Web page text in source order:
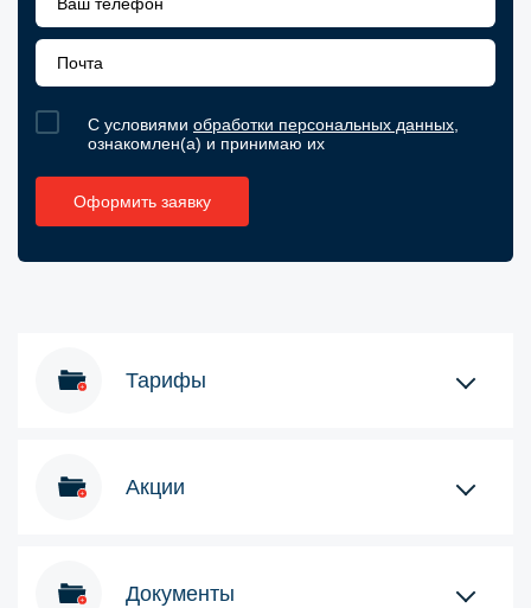
С условиями обработки персональных данных,
ознакомлен(а) и принимаю их
Тарифы
Акции
Документы